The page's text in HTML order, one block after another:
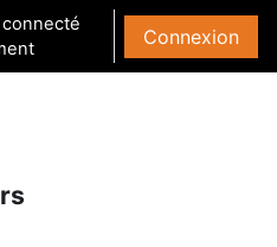
de recherche Connexion